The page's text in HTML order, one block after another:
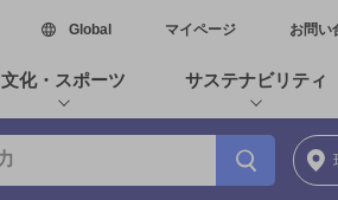
Global新しいウィンドウで開く
マイページ お問い
文化・スポーツ サステナビリティ